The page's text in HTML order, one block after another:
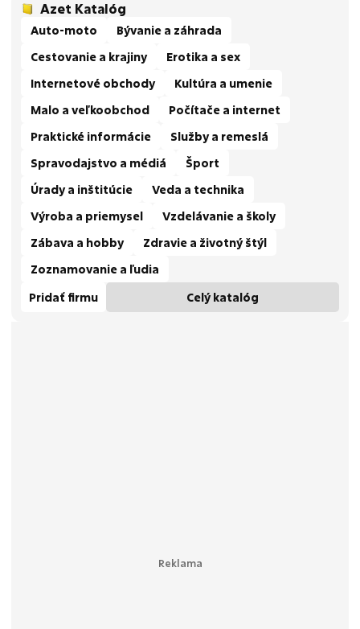
Azet Katalóg
Auto-moto
Bývanie a záhrada
Cestovanie a krajiny
Erotika a sex
Internetové obchody
Kultúra a umenie
Malo a veľkoobchod
Počítače a internet
Praktické informácie
Služby a remeslá
Spravodajstvo a médiá
Šport
Úrady a inštitúcie
Veda a technika
Výroba a priemysel
Vzdelávanie a školy
Zábava a hobby
Zdravie a životný štýl
Zoznamovanie a ľudia
Pridať firmu
Celý katalóg